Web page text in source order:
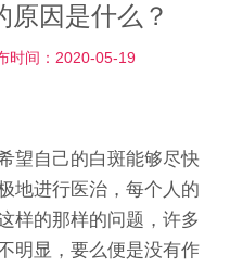
原因是什么？
时间：2020-05-19
自己的白斑能够尽快
地进行医治，每个人的
样的那样的问题，许多
明显，要么便是没有作